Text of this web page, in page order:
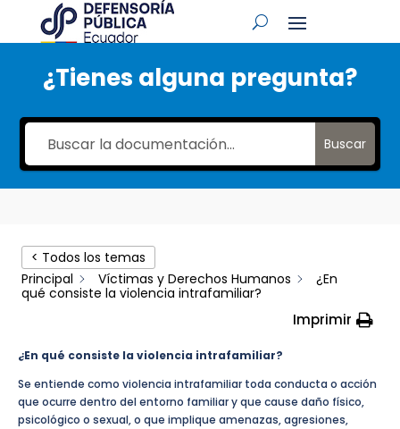
¿Tienes alguna pregunta?
Buscar
< Todos los temas
Principal
Víctimas y Derechos Humanos
¿En
qué consiste la violencia intrafamiliar?
Imprimir
¿En qué consiste la violencia intrafamiliar?
Se entiende como violencia intrafamiliar toda conducta o acción
que ocurre dentro del entorno familiar y que cause daño físico,
psicológico o sexual, o que implique amenazas, agresiones,